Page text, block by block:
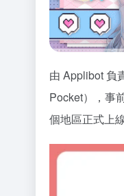
由 Applibot 負
Pocket），事
個地區正式上線